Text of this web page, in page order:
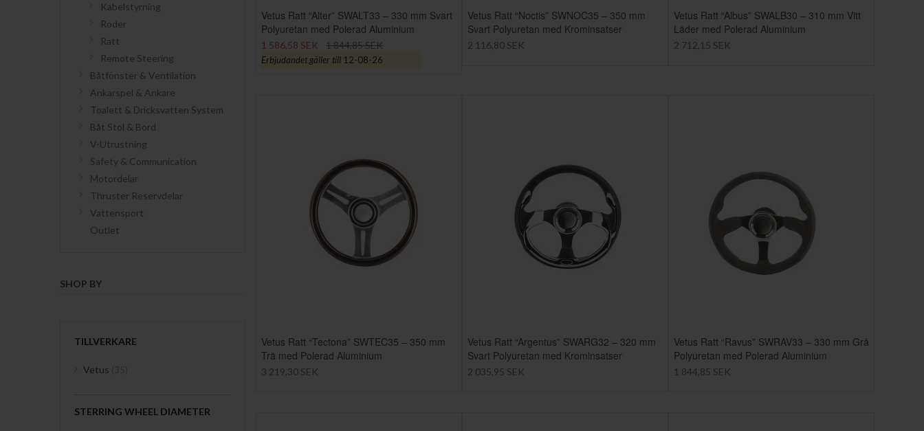
Vetus Ratt “Alter” SWALT33 – 330 mm Svart
Polyuretan med Polerad Aluminium
1 586,58 SEK 1 844,85 SEK
Erbjudandet gäller till 12-08-26
Vetus Ratt “Noctis” SWNOC35 – 350 mm
Svart Polyuretan med Krominsatser
2 116,80 SEK
Vetus Ratt “Albus” SWALB30 – 310 mm Vitt
Läder med Polerad Aluminium
2 712,15 SEK
Vetus Ratt “Tectona” SWTEC35 – 350 mm
Trä med Polerad Aluminium
3 219,30 SEK
Vetus Ratt “Argentus” SWARG32 – 320 mm
Svart Polyuretan med Krominsatser
2 035,95 SEK
Vetus Ratt “Ravus” SWRAV33 – 330 mm Grå
Polyuretan med Polerad Aluminium
1 844,85 SEK
Kabelstyrning
Roder
Ratt
Remote Steering
Båtfönster & Ventilation
Ankarspel & Ankare
Toalett & Dricksvatten System
Båt Stol & Bord
V-Utrustning
Safety & Communication
Motordelar
Thruster Reservdelar
Vattensport
Outlet
SHOP BY
TILLVERKARE
Vetus
STERRING WHEEL DIAMETER